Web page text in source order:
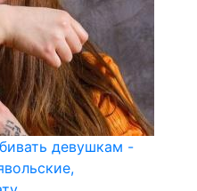
девушкам -